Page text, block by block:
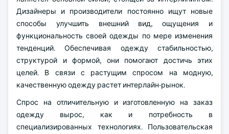
Дизайнеры и производители постоянно ищут новые
способы улучшить внешний вид, ощущения и
функциональность своей одежды по мере изменения
тенденций. Обеспечивая одежду стабильностью,
структурой и формой, они помогают достичь этих
целей. В связи с растущим спросом на модную,
качественную одежду растет интерлайн-рынок.
Спрос на отличительную и изготовленную на заказ
одежду вырос, как и потребность в
специализированных технологиях. Пользовательская